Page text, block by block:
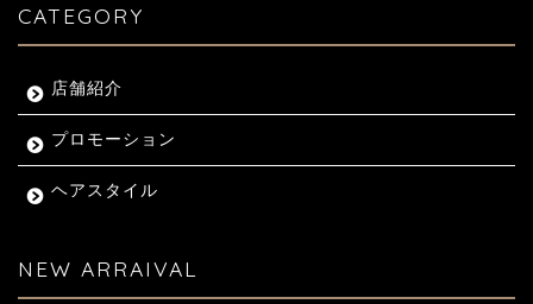
CATEGORY
店舗紹介
プロモーション
ヘアスタイル
NEW ARRAIVAL